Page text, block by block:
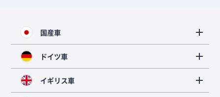
国産車
ドイツ車
イギリス車